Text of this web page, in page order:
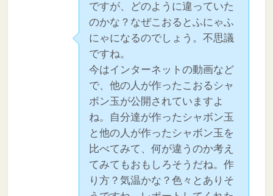
ですが、どのように違っていた
のかな？なぜこおるとふにゃふ
にゃになるのでしょう。不思議
ですね。
今はインターネットの動画など
で、他の人が作ったこおるシャ
ボン玉が公開されていますよ
ね。自分達が作ったシャボン玉
と他の人が作ったシャボン玉を
比べてみて、何が違うのか考え
てみてもおもしろそうだね。作
り方？気温かな？色々とありそ